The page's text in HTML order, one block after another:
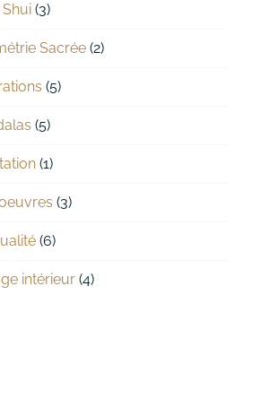
Shui(3)
Sacrée(2)
(5)
(5)
(1)
(3)
(6)
intérieur(4)